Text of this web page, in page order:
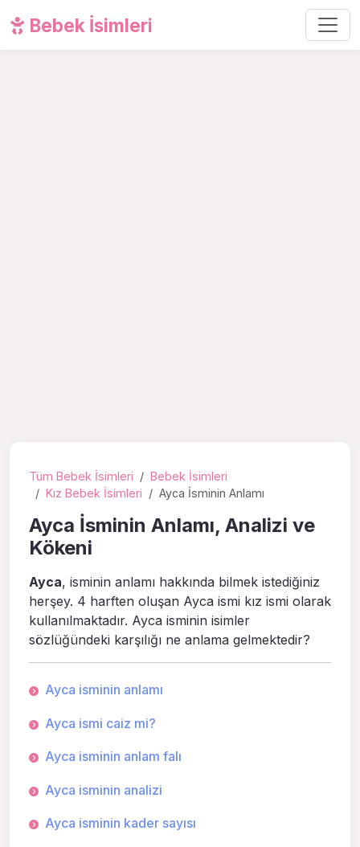
Bebek İsimleri
Tüm Bebek İsimleri
Bebek İsimleri
Kız Bebek İsimleri
Ayca İsminin Anlamı
Ayca İsminin Anlamı, Analizi ve
Kökeni
Ayca, isminin anlamı hakkında bilmek istediğiniz
herşey. 4 harften oluşan Ayca ismi kız ismi olarak
kullanılmaktadır. Ayca isminin isimler
sözlüğündeki karşılığı ne anlama gelmektedir?
Ayca isminin anlamı
Ayca ismi caiz mi?
Ayca isminin anlam falı
Ayca isminin analizi
Ayca isminin kader sayısı